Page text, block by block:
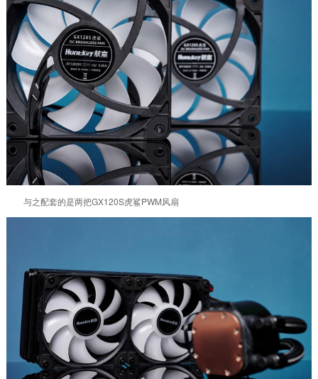
与之配套的是两把GX120S虎鲨PWM风扇